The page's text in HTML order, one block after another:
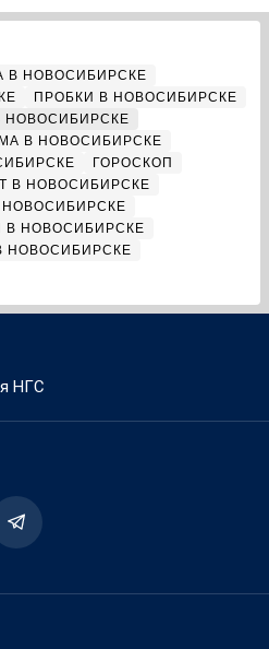
В НОВОСИБИРСКЕ
ПРОБКИ В НОВОСИБИРСКЕ
В НОВОСИБИРСКЕ
ГОРОСКОП
В НОВОСИБИРСКЕ
НОВОСИБИРСКЕ
В НОВОСИБИРСКЕ
НОВОСИБИРСКЕ
НГС